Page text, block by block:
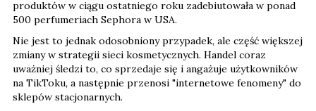
produktów w ciągu ostatniego roku zadebiutowała w ponad
500 perfumeriach Sephora w USA.
Nie jest to jednak odosobniony przypadek, ale część większej
zmiany w strategii sieci kosmetycznych. Handel coraz
uważniej śledzi to, co sprzedaje się i angażuje użytkowników
na TikToku, a następnie przenosi "internetowe fenomeny" do
sklepów stacjonarnych.